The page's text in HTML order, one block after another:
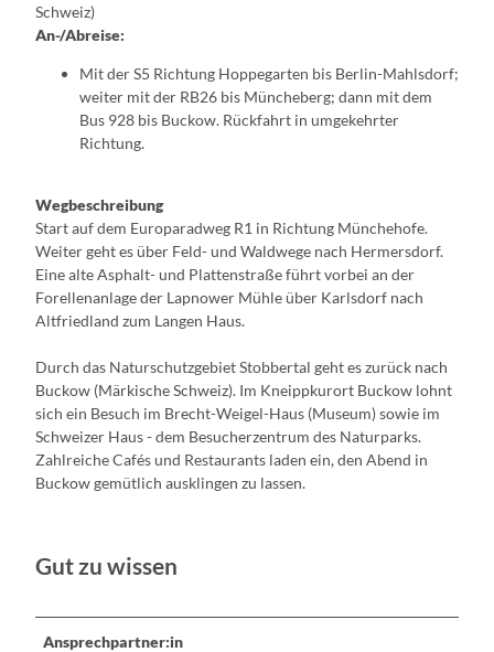
Schweiz)
An-/Abreise:
Mit der S5 Richtung Hoppegarten bis Berlin-Mahlsdorf;
weiter mit der RB26 bis Müncheberg; dann mit dem
Bus 928 bis Buckow. Rückfahrt in umgekehrter
Richtung.
Wegbeschreibung
Start auf dem Europaradweg R1 in Richtung Münchehofe.
Weiter geht es über Feld- und Waldwege nach Hermersdorf.
Eine alte Asphalt- und Plattenstraße führt vorbei an der
Forellenanlage der Lapnower Mühle über Karlsdorf nach
Altfriedland zum Langen Haus.
Durch das Naturschutzgebiet Stobbertal geht es zurück nach
Buckow (Märkische Schweiz). Im Kneippkurort Buckow lohnt
sich ein Besuch im Brecht-Weigel-Haus (Museum) sowie im
Schweizer Haus - dem Besucherzentrum des Naturparks.
Zahlreiche Cafés und Restaurants laden ein, den Abend in
Buckow gemütlich ausklingen zu lassen.
Gut zu wissen
Ansprechpartner:in